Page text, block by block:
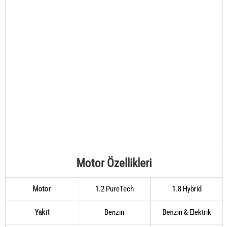
Motor Özellikleri
Motor 1.2 PureTech 1.8 Hybrid
Yakıt Benzin Benzin & Elektrik